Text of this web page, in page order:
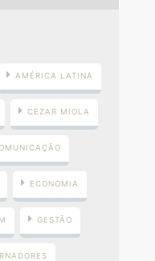
AMÉRICA LATINA
CEZAR MIOLA
ECONOMIA
GESTÃO